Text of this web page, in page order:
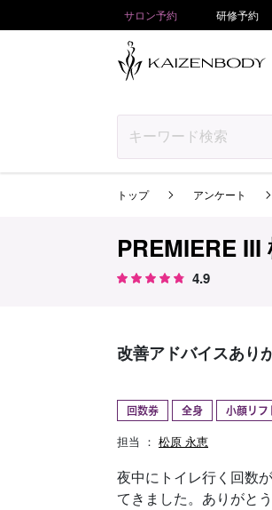
サロン予約 研修予約
予約確認
トップ アンケート
PREMIERE
4.9
改善アドバイスあり
回数券 全身 小顔リフ
担当 ： 松原 永恵
夜中にトイレ行く回数
てきました。ありがと